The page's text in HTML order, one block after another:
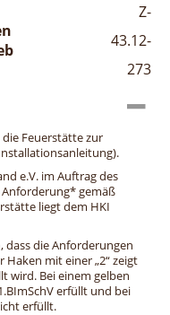
Z-
43.12-
273
Feuerstätte zur
e.V. im Auftrag des
Anforderung* gemäß
liegt dem HKI
dass die Anforderungen
mit einer „2“ zeigt
wird. Bei einem gelben
erfüllt und bei
erfüllt.